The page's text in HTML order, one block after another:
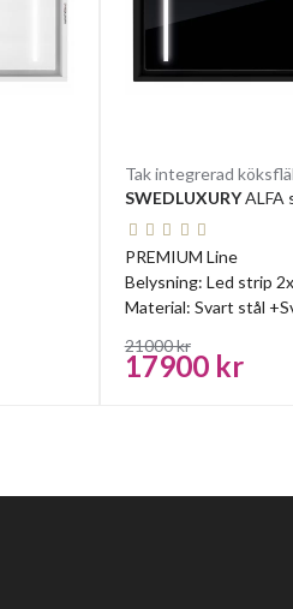
Tak integrerad
SWEDLUXURYALFA
17900 kr
21000 kr
PREMIUM Line
Belysning: Led strip
Material: Svart stål